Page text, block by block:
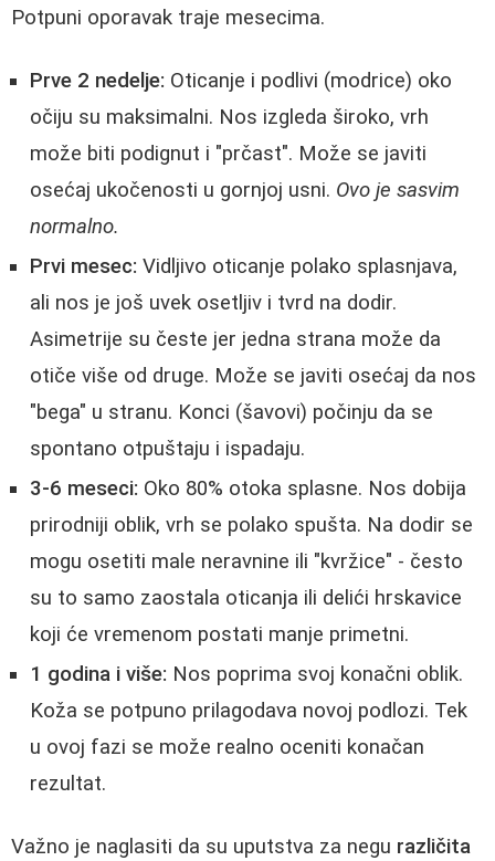
Potpuni oporavak traje mesecima.
Prve 2 nedelje: Oticanje i podlivi (modrice) oko
očiju su maksimalni. Nos izgleda široko, vrh
može biti podignut i "prčast". Može se javiti
osećaj ukočenosti u gornjoj usni. Ovo je sasvim
normalno.
Prvi mesec: Vidljivo oticanje polako splasnjava,
ali nos je još uvek osetljiv i tvrd na dodir.
Asimetrije su česte jer jedna strana može da
otiče više od druge. Može se javiti osećaj da nos
"bega" u stranu. Konci (šavovi) počinju da se
spontano otpuštaju i ispadaju.
3-6 meseci: Oko 80% otoka splasne. Nos dobija
prirodniji oblik, vrh se polako spušta. Na dodir se
mogu osetiti male neravnine ili "kvržice" - često
su to samo zaostala oticanja ili delići hrskavice
koji će vremenom postati manje primetni.
1 godina i više: Nos poprima svoj konačni oblik.
Koža se potpuno prilagodava novoj podlozi. Tek
u ovoj fazi se može realno oceniti konačan
rezultat.
Važno je naglasiti da su uputstva za negu različita